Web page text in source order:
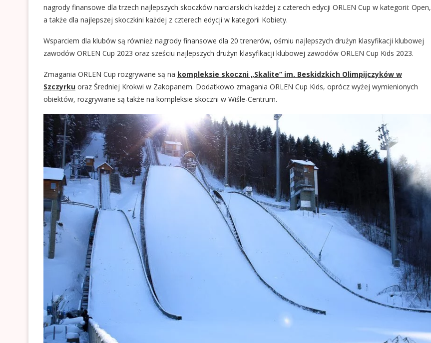
nagrody finansowe dla trzech najlepszych skoczków narciarskich każdej z czterech edycji ORLEN Cup w kategorii: Open,
a także dla najlepszej skoczkini każdej z czterech edycji w kategorii Kobiety.
Wsparciem dla klubów są również nagrody finansowe dla 20 trenerów, ośmiu najlepszych drużyn klasyfikacji klubowej
zawodów ORLEN Cup 2023 oraz sześciu najlepszych drużyn klasyfikacji klubowej zawodów ORLEN Cup Kids 2023.
Zmagania ORLEN Cup rozgrywane są na kompleksie skoczni „Skalite” im. Beskidzkich Olimpijczyków w
Szczyrku oraz Średniej Krokwi w Zakopanem. Dodatkowo zmagania ORLEN Cup Kids, oprócz wyżej wymienionych
obiektów, rozgrywane są także na kompleksie skoczni w Wiśle-Centrum.